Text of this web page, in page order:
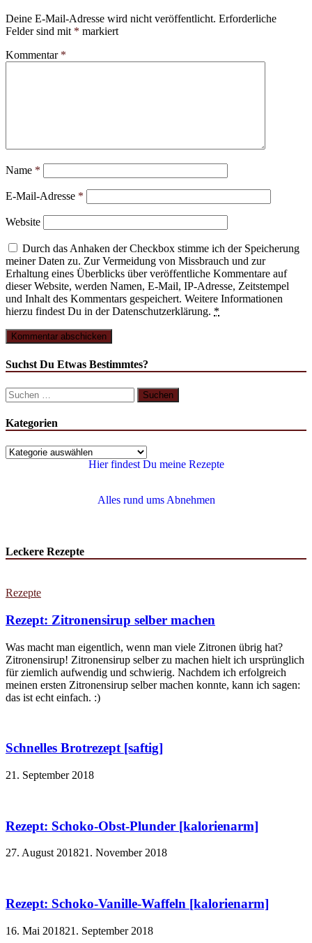
Deine E-Mail-Adresse wird nicht veröffentlicht. Erforderliche
Felder sind mit * markiert
Kommentar *
Name *
E-Mail-Adresse *
Website
Durch das Anhaken der Checkbox stimme ich der Speicherung
meiner Daten zu. Zur Vermeidung von Missbrauch und zur
Erhaltung eines Überblicks über veröffentliche Kommentare auf
dieser Website, werden Namen, E-Mail, IP-Adresse, Zeitstempel
und Inhalt des Kommentars gespeichert. Weitere Informationen
hierzu findest Du in der Datenschutzerklärung. *
Suchst Du Etwas Bestimmtes?
Kategorien
Hier findest Du meine Rezepte
Alles rund ums Abnehmen
Leckere Rezepte
Rezepte
Rezept: Zitronensirup selber machen
Was macht man eigentlich, wenn man viele Zitronen übrig hat?
Zitronensirup! Zitronensirup selber zu machen hielt ich ursprünglich
für ziemlich aufwendig und schwierig. Nachdem ich erfolgreich
meinen ersten Zitronensirup selber machen konnte, kann ich sagen:
das ist echt einfach. :)
Schnelles Brotrezept [saftig]
21. September 2018
Rezept: Schoko-Obst-Plunder [kalorienarm]
27. August 201821. November 2018
Rezept: Schoko-Vanille-Waffeln [kalorienarm]
16. Mai 201821. September 2018